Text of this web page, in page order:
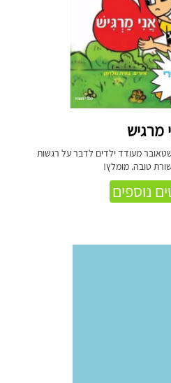
מרגיש
מעודד ילדים לדבר על רגשות
טובה. מומלץ!
נוספים